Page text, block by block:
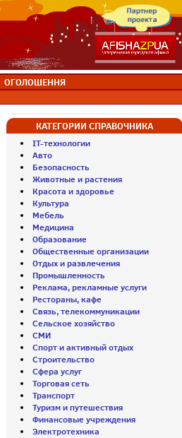
ОГОЛОШЕННЯ
КАТЕГОРИИ СПРАВОЧНИКА
IT-технологии
Авто
Безопасность
Животные и растения
Красота и здоровье
Культура
Мебель
Медицина
Образование
Общественные организации
Отдых и развлечения
Промышленность
Реклама, рекламные услуги
Рестораны, кафе
Связь, телекоммуникации
Сельское хозяйство
СМИ
Спорт и активный отдых
Строительство
Сфера услуг
Торговая сеть
Транспорт
Туризм и путешествия
Финансовые учреждения
Электротехника